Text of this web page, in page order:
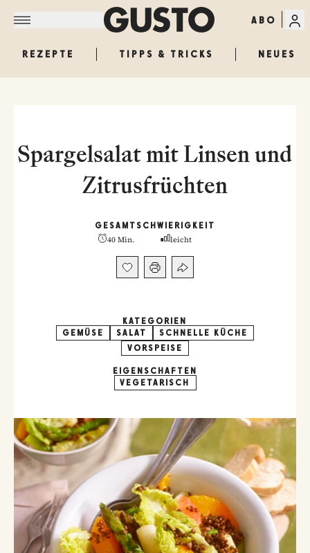
ABO
REZEPTE TIPPS & TRICKS NEUES
Spargelsalat mit Linsen und
Zitrusfrüchten
GESAMT
40 Min.
SCHWIERIGKEIT
leicht
KATEGORIEN
GEMÜSE
SALAT
SCHNELLE KÜCHE
VORSPEISE
EIGENSCHAFTEN
VEGETARISCH